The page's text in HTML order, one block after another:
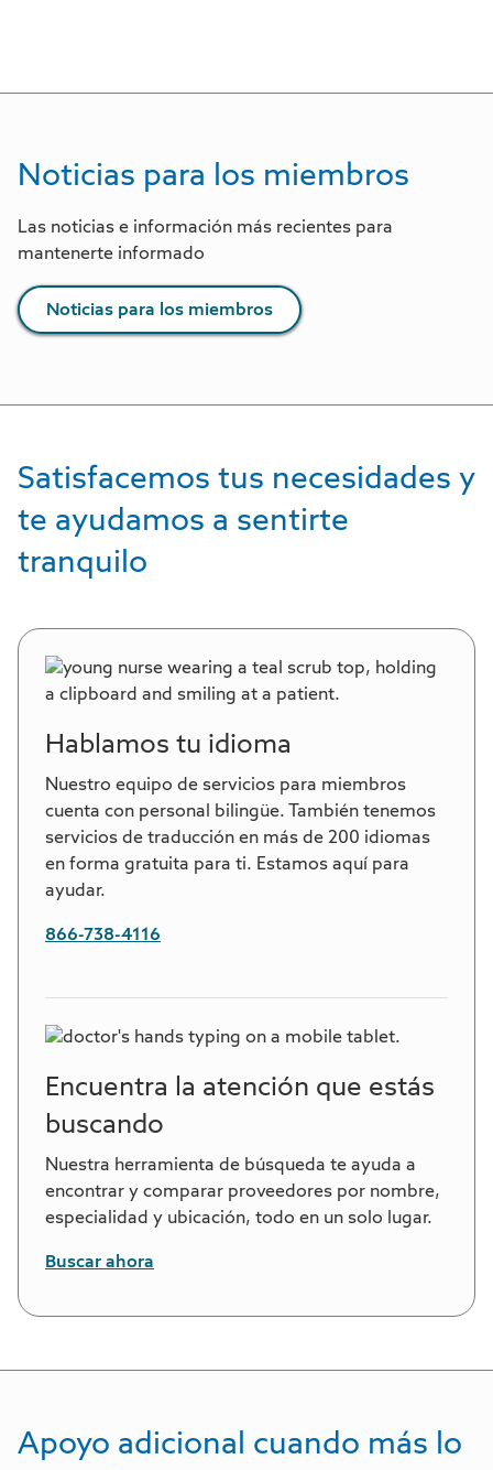
Noticias para los miembros
Las noticias e información más recientes para
mantenerte informado
Noticias para los miembros
Satisfacemos tus necesidades y
te ayudamos a sentirte
tranquilo
Hablamos tu idioma
Nuestro equipo de servicios para miembros
cuenta con personal bilingüe. También tenemos
servicios de traducción en más de 200 idiomas
en forma gratuita para ti. Estamos aquí para
ayudar.
866-738-4116
Encuentra la atención que estás
buscando
Nuestra herramienta de búsqueda te ayuda a
encontrar y comparar proveedores por nombre,
especialidad y ubicación, todo en un solo lugar.
Buscar ahora
Apoyo adicional cuando más lo